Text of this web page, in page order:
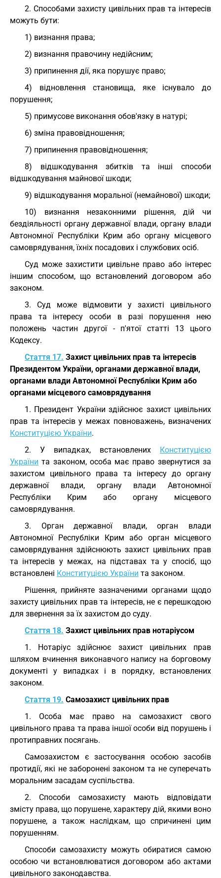
2. Способами захисту цивільних прав та інтересів
можуть бути:
1) визнання права;
2) визнання правочину недійсним;
3) припинення дії, яка порушує право;
4) відновлення становища, яке існувало до
порушення;
5) примусове виконання обов'язку в натурі;
6) зміна правовідношення;
7) припинення правовідношення;
8) відшкодування збитків та інші способи
відшкодування майнової шкоди;
9) відшкодування моральної (немайнової) шкоди;
10) визнання незаконними рішення, дій чи
бездіяльності органу державної влади, органу влади
Автономної Республіки Крим або органу місцевого
самоврядування, їхніх посадових і службових осіб.
Суд може захистити цивільне право або інтерес
іншим способом, що встановлений договором або
законом.
3. Суд може відмовити у захисті цивільного
права та інтересу особи в разі порушення нею
положень частин другої - п'ятої статті 13 цього
Кодексу.
Стаття 17. Захист цивільних прав та інтересів
Президентом України, органами державної влади,
органами влади Автономної Республіки Крим або
органами місцевого самоврядування
1. Президент України здійснює захист цивільних
прав та інтересів у межах повноважень, визначених
Конституцією України.
2. У випадках, встановлених Конституцією
України та законом, особа має право звернутися за
захистом цивільного права та інтересу до органу
державної влади, органу влади Автономної
Республіки Крим або органу місцевого
самоврядування.
3. Орган державної влади, орган влади
Автономної Республіки Крим або орган місцевого
самоврядування здійснюють захист цивільних прав
та інтересів у межах, на підставах та у спосіб, що
встановлені Конституцією України та законом.
Рішення, прийняте зазначеними органами щодо
захисту цивільних прав та інтересів, не є перешкодою
для звернення за їх захистом до суду.
Стаття 18. Захист цивільних прав нотаріусом
1. Нотаріус здійснює захист цивільних прав
шляхом вчинення виконавчого напису на борговому
документі у випадках і в порядку, встановлених
законом.
Стаття 19. Самозахист цивільних прав
1. Особа має право на самозахист свого
цивільного права та права іншої особи від порушень і
протиправних посягань.
Самозахистом є застосування особою засобів
протидії, які не заборонені законом та не суперечать
моральним засадам суспільства.
2. Способи самозахисту мають відповідати
змісту права, що порушене, характеру дій, якими воно
порушене, а також наслідкам, що спричинені цим
порушенням.
Способи самозахисту можуть обиратися самою
особою чи встановлюватися договором або актами
цивільного законодавства.